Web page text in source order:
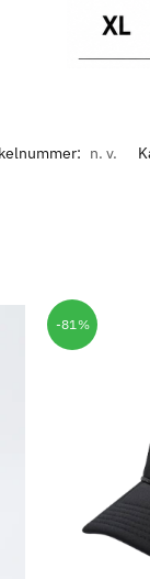
n. v.
-81%